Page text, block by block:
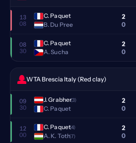
13
08
C. Paquet
B. Du Pree
2
0
08
30
C. Paquet
A. Sucha
2
0
WTA Brescia Italy (Red clay)
09
30
J. Grabher(3)
C. Paquet
2
0
12
00
C. Paquet(4)
A. K. Toth(7)
2
0